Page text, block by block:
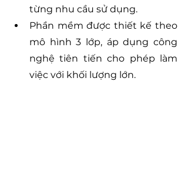
từng nhu cầu sử dụng.
Phần mềm được thiết kế theo
mô hình 3 lớp, áp dụng công
nghệ tiên tiến cho phép làm
việc với khối lượng lớn.